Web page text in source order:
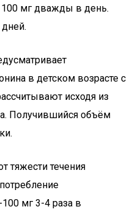
100 мг дважды в день.
в детском возрасте с
исходя из
Получившийся объём
тяжести течения
мг 3-4 раза в